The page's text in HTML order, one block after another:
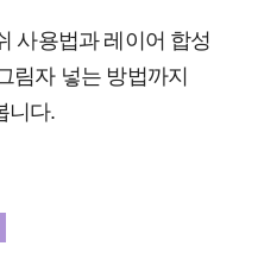
사용법과 레이어 합성
림자 넣는 방법까지
니다.